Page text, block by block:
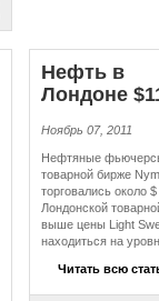
Нефть в
Лондоне
Ноябрь 07, 2011
Нефтяные
товарной бирже
торговались около
Лондонской
выше цены Light
находиться на
Читать всю